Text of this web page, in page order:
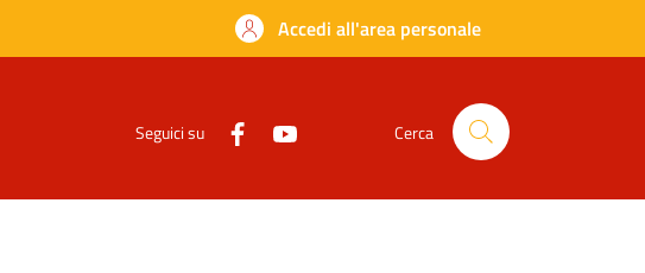
Accedi all'area personale
Seguici su Cerca